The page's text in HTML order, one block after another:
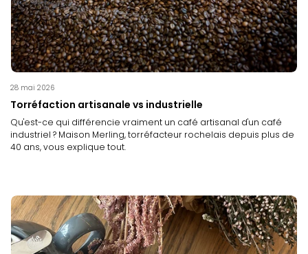
28 mai 2026
Torréfaction artisanale vs industrielle
Qu'est-ce qui différencie vraiment un café artisanal d'un café
industriel ? Maison Merling, torréfacteur rochelais depuis plus de
40 ans, vous explique tout.